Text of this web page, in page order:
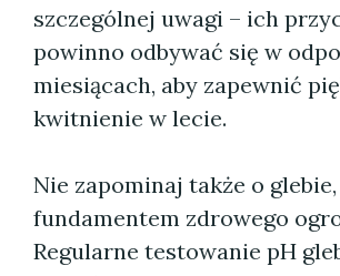
szczególnej uwagi – ich
powinno odbywać się w
miesiącach, aby zapewnić
kwitnienie w lecie.
Nie zapominaj także o
fundamentem zdrowego
Regularne testowanie pH